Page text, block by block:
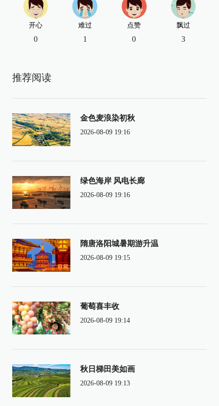
开心
0
难过
1
点赞
0
飘过
3
推荐阅读
金色麦浪染初秋
2026-08-09 19:16
绿色海岸 风电长廊
2026-08-09 19:16
隋唐洛阳城暑期游升温
2026-08-09 19:15
葡萄喜丰收
2026-08-09 19:14
秋日梯田美如画
2026-08-09 19:13